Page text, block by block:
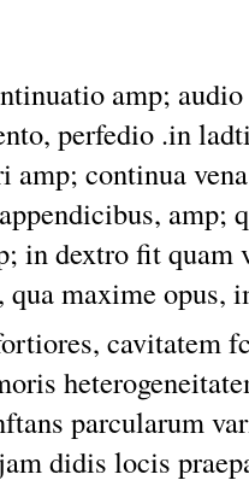
amp;
perfedio .in
continua
in dextro fit
qua maxime
cavitatem
parcularum
didis locis